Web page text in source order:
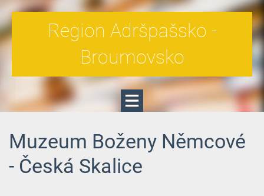
Region Adršpašsko -
Broumovsko
Muzeum Boženy Němcové
- Česká Skalice